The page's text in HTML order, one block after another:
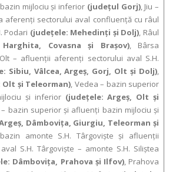
mijlociu şi inferior (județul Gorj), Jiu –
aferenţi sectorului aval confluenţă cu râul
Podari (județele: Mehedinţi şi Dolj), Râul
Covasna şi Braşov), Bârsa
– afluenţii aferenţi sectorului aval S.H.
Sibiu, Vâlcea, Argeş, Gorj, Olt şi Dolj),
şi Teleorman), Vedea – bazin superior
şi inferior (județele: Argeş, Olt şi
– bazin superior şi afluenţi bazin mijlociu şi
Dâmboviţa, Giurgiu, Teleorman şi
amonte S.H. Târgovişte şi afluenţii
S.H. Târgovişte – amonte S.H. Siliştea
Dâmboviţa, Prahova şi Ilfov), Prahova